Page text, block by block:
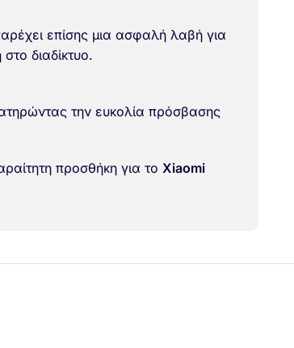
επίσης μια ασφαλή λαβή για
διαδίκτυο.
την ευκολία πρόσβασης
προσθήκη για το Xiaomi